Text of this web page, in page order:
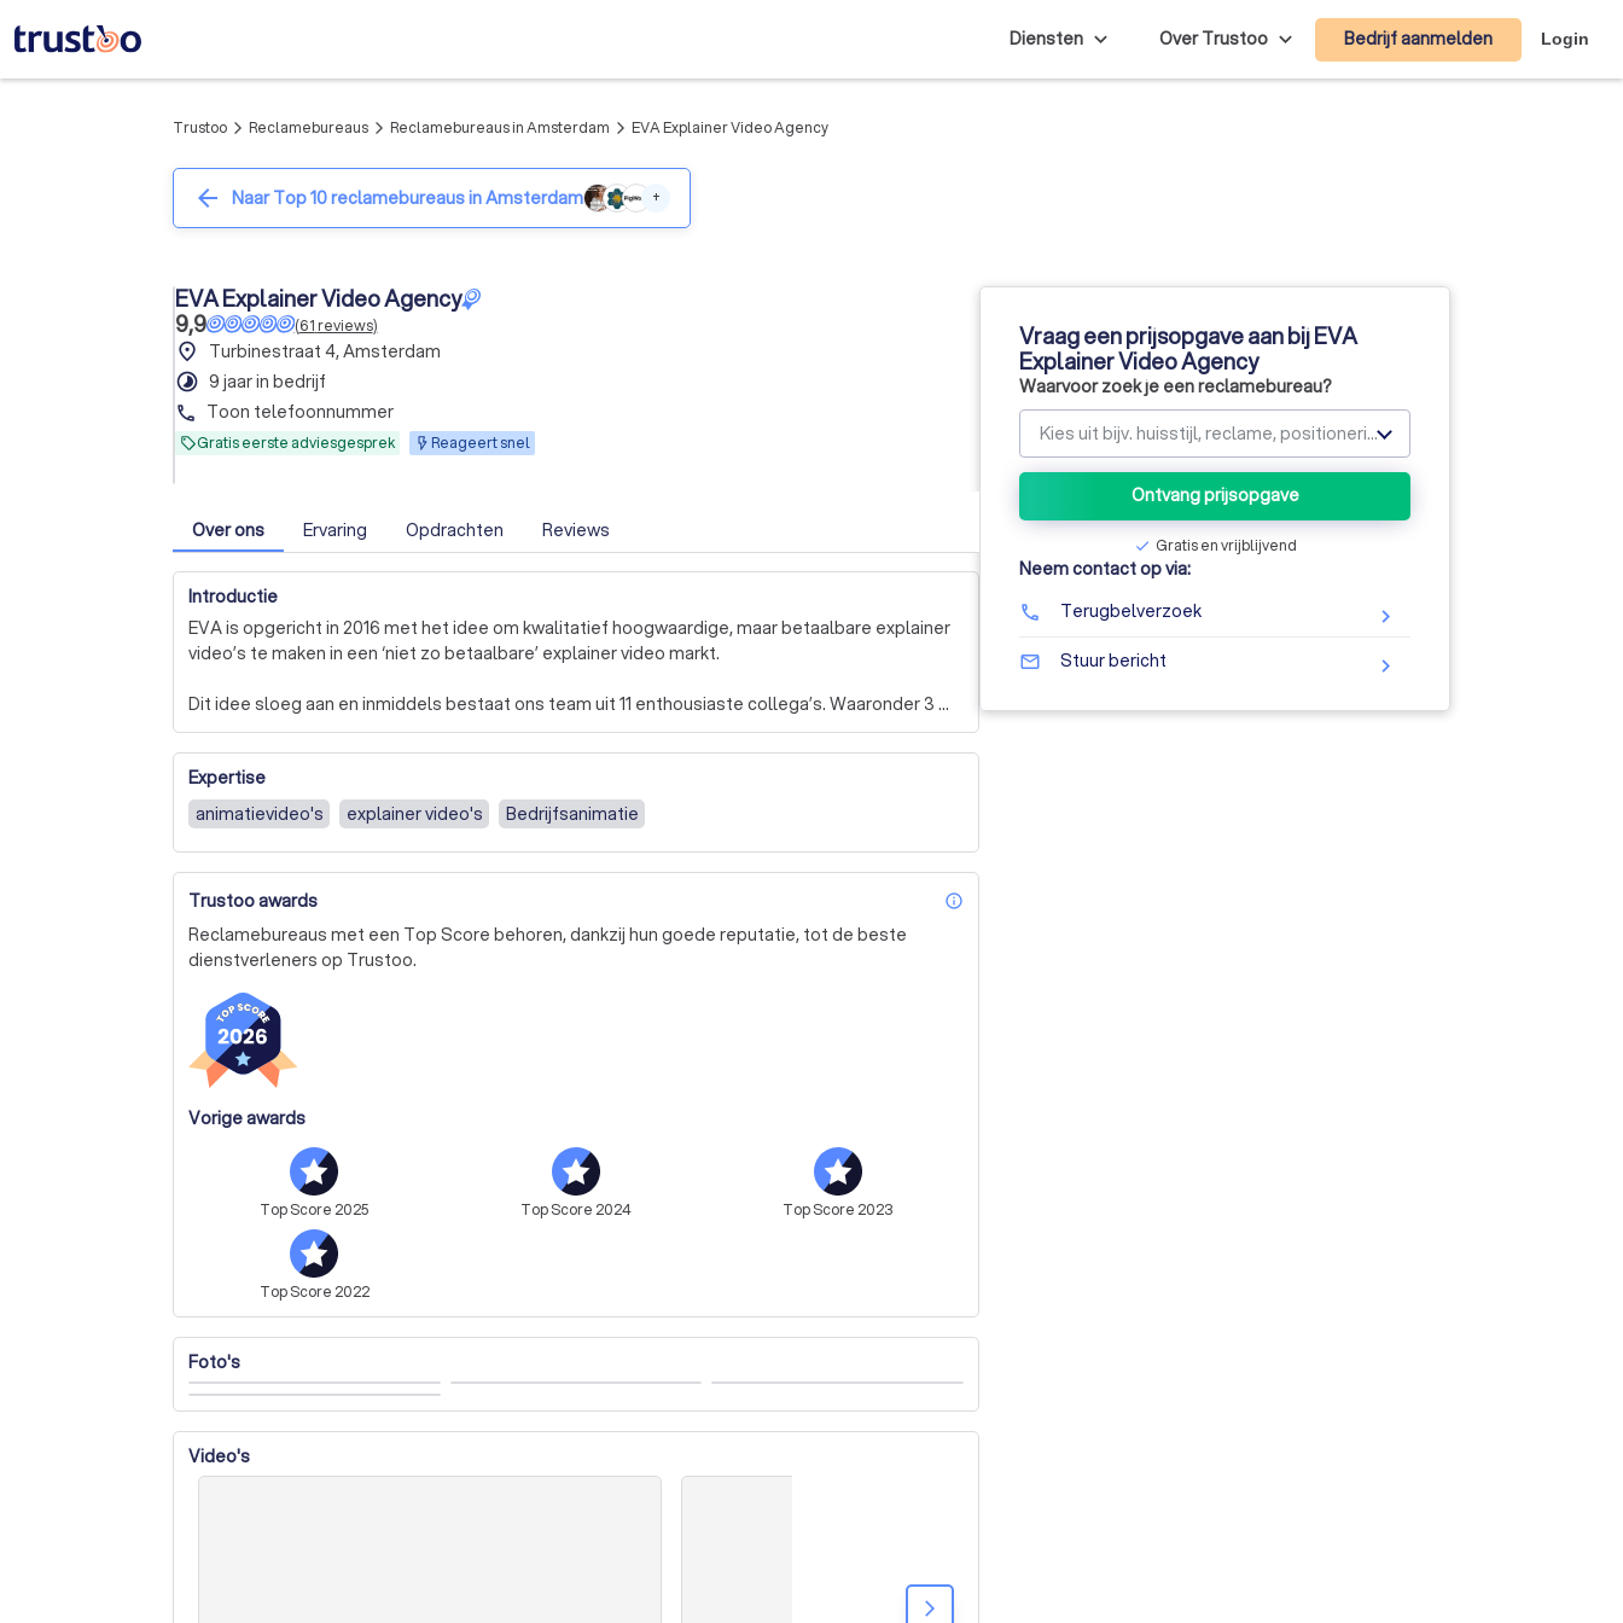
Diensten Over Trustoo Bedrijf aanmelden Login
Trustoo arrow_forward_ios Reclamebureaus arrow_forward_ios Reclamebureaus in Amsterdam arrow_forward_ios EVA Explainer Video Agency
arrow_back Naar Top 10 reclamebureaus in Amsterdam +
EVA Explainer Video Agency
9,9
(61reviews)
place Turbinestraat 4, Amsterdam
timelapse 9 jaar in bedrijf
phone Toon telefoonnummer
Gratis eerste adviesgesprek Reageert snel
Over ons Ervaring Opdrachten Reviews
Introductie
EVA is opgericht in 2016 met het idee om kwalitatief hoogwaardige, maar betaalbare explainer
video’s te maken in een ‘niet zo betaalbare’ explainer video markt.
Dit idee sloeg aan en inmiddels bestaat ons team uit 11 enthousiaste collega’s. Waaronder 3
projectmanagers en 5 animatoren en een ervaren cameraman die allemaal verschillende video
specialiteiten hebben.
We werken voor allerlei soorten bedrijven en organisaties in bijna alle sectoren. Van kleine
mkb’s tot grote corporate bedrijven en overheidsinstanties.
budgetten en maatwerk wensen.
Bekijk onze video’s en tarieven eenvoudig hier op de website en neem contact met ons op voor
Expertise
animatievideo's
explainer video's Bedrijfsanimatie
Trustoo awards info_outline
Reclamebureaus met een Top Score behoren, dankzij hun goede reputatie, tot de beste
dienstverleners op Trustoo.
Vorige awards
TopScore 2025 TopScore 2024 TopScore 2023
TopScore 2022
Foto's
Video's
arrow_forward_ios
Vraag een prijsopgave aan bij EVA
Explainer Video Agency
Waarvoor zoek je een reclamebureau?
Kies uit bijv. huisstijl, reclame, positionering of website ontwikkeling
Ontvang prijsopgave
check Gratis en vrijblijvend
Neem contact op via:
phone Terugbelverzoek
mail_outline Stuur bericht